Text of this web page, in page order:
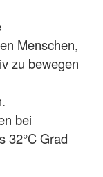
Menschen,
zu bewegen
bei
32°C Grad